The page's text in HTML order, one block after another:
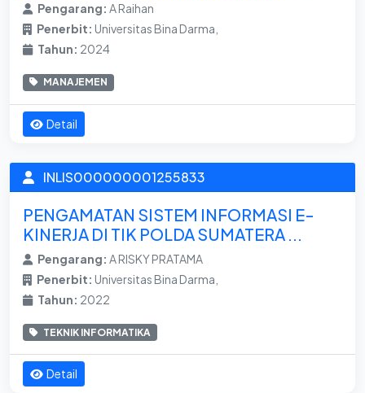
Pengarang: A Raihan
Penerbit: Universitas Bina Darma,
Tahun: 2024
MANAJEMEN
Detail
INLIS000000001255833
PENGAMATAN SISTEM INFORMASI E-
KINERJA DI TIK POLDA SUMATERA ...
Pengarang: A RISKY PRATAMA
Penerbit: Universitas Bina Darma,
Tahun: 2022
TEKNIK INFORMATIKA
Detail